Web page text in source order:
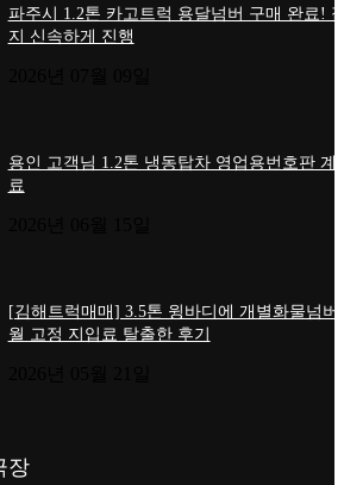
파주시 1.2톤 카고트럭 용달넘버 구매 완료!
지 신속하게 진행
용인 고객님 1.2톤 냉동탑차 영업용번호판 계
료
[김해트럭매매] 3.5톤 윙바디에 개별화물넘버
월 고정 지입료 탈출한 후기
장